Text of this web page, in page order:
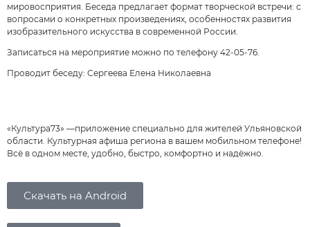
мировосприятия. Беседа предлагает формат творческой встречи: с
вопросами о конкретных произведениях, особенностях развития
изобразительного искусства в современной России.
Записаться на мероприятие можно по телефону 42-05-76.
Проводит беседу: Сергеева Елена Николаевна
«Культура73» —приложение специально для жителей Ульяновской
области. Культурная афиша региона в вашем мобильном телефоне!
Всё в одном месте, удобно, быстро, комфортно и надёжно.
Скачать на Android